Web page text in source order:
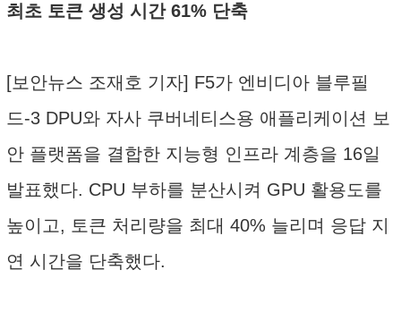
최초 토큰 생성 시간 61% 단축
[보안뉴스 조재호 기자] F5가 엔비디아 블루필
드-3 DPU와 자사 쿠버네티스용 애플리케이션 보
안 플랫폼을 결합한 지능형 인프라 계층을 16일
발표했다. CPU 부하를 분산시켜 GPU 활용도를
높이고, 토큰 처리량을 최대 40% 늘리며 응답 지
연 시간을 단축했다.